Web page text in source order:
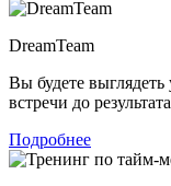
DreamTeam
Вы будете
встречи до
Подробнее